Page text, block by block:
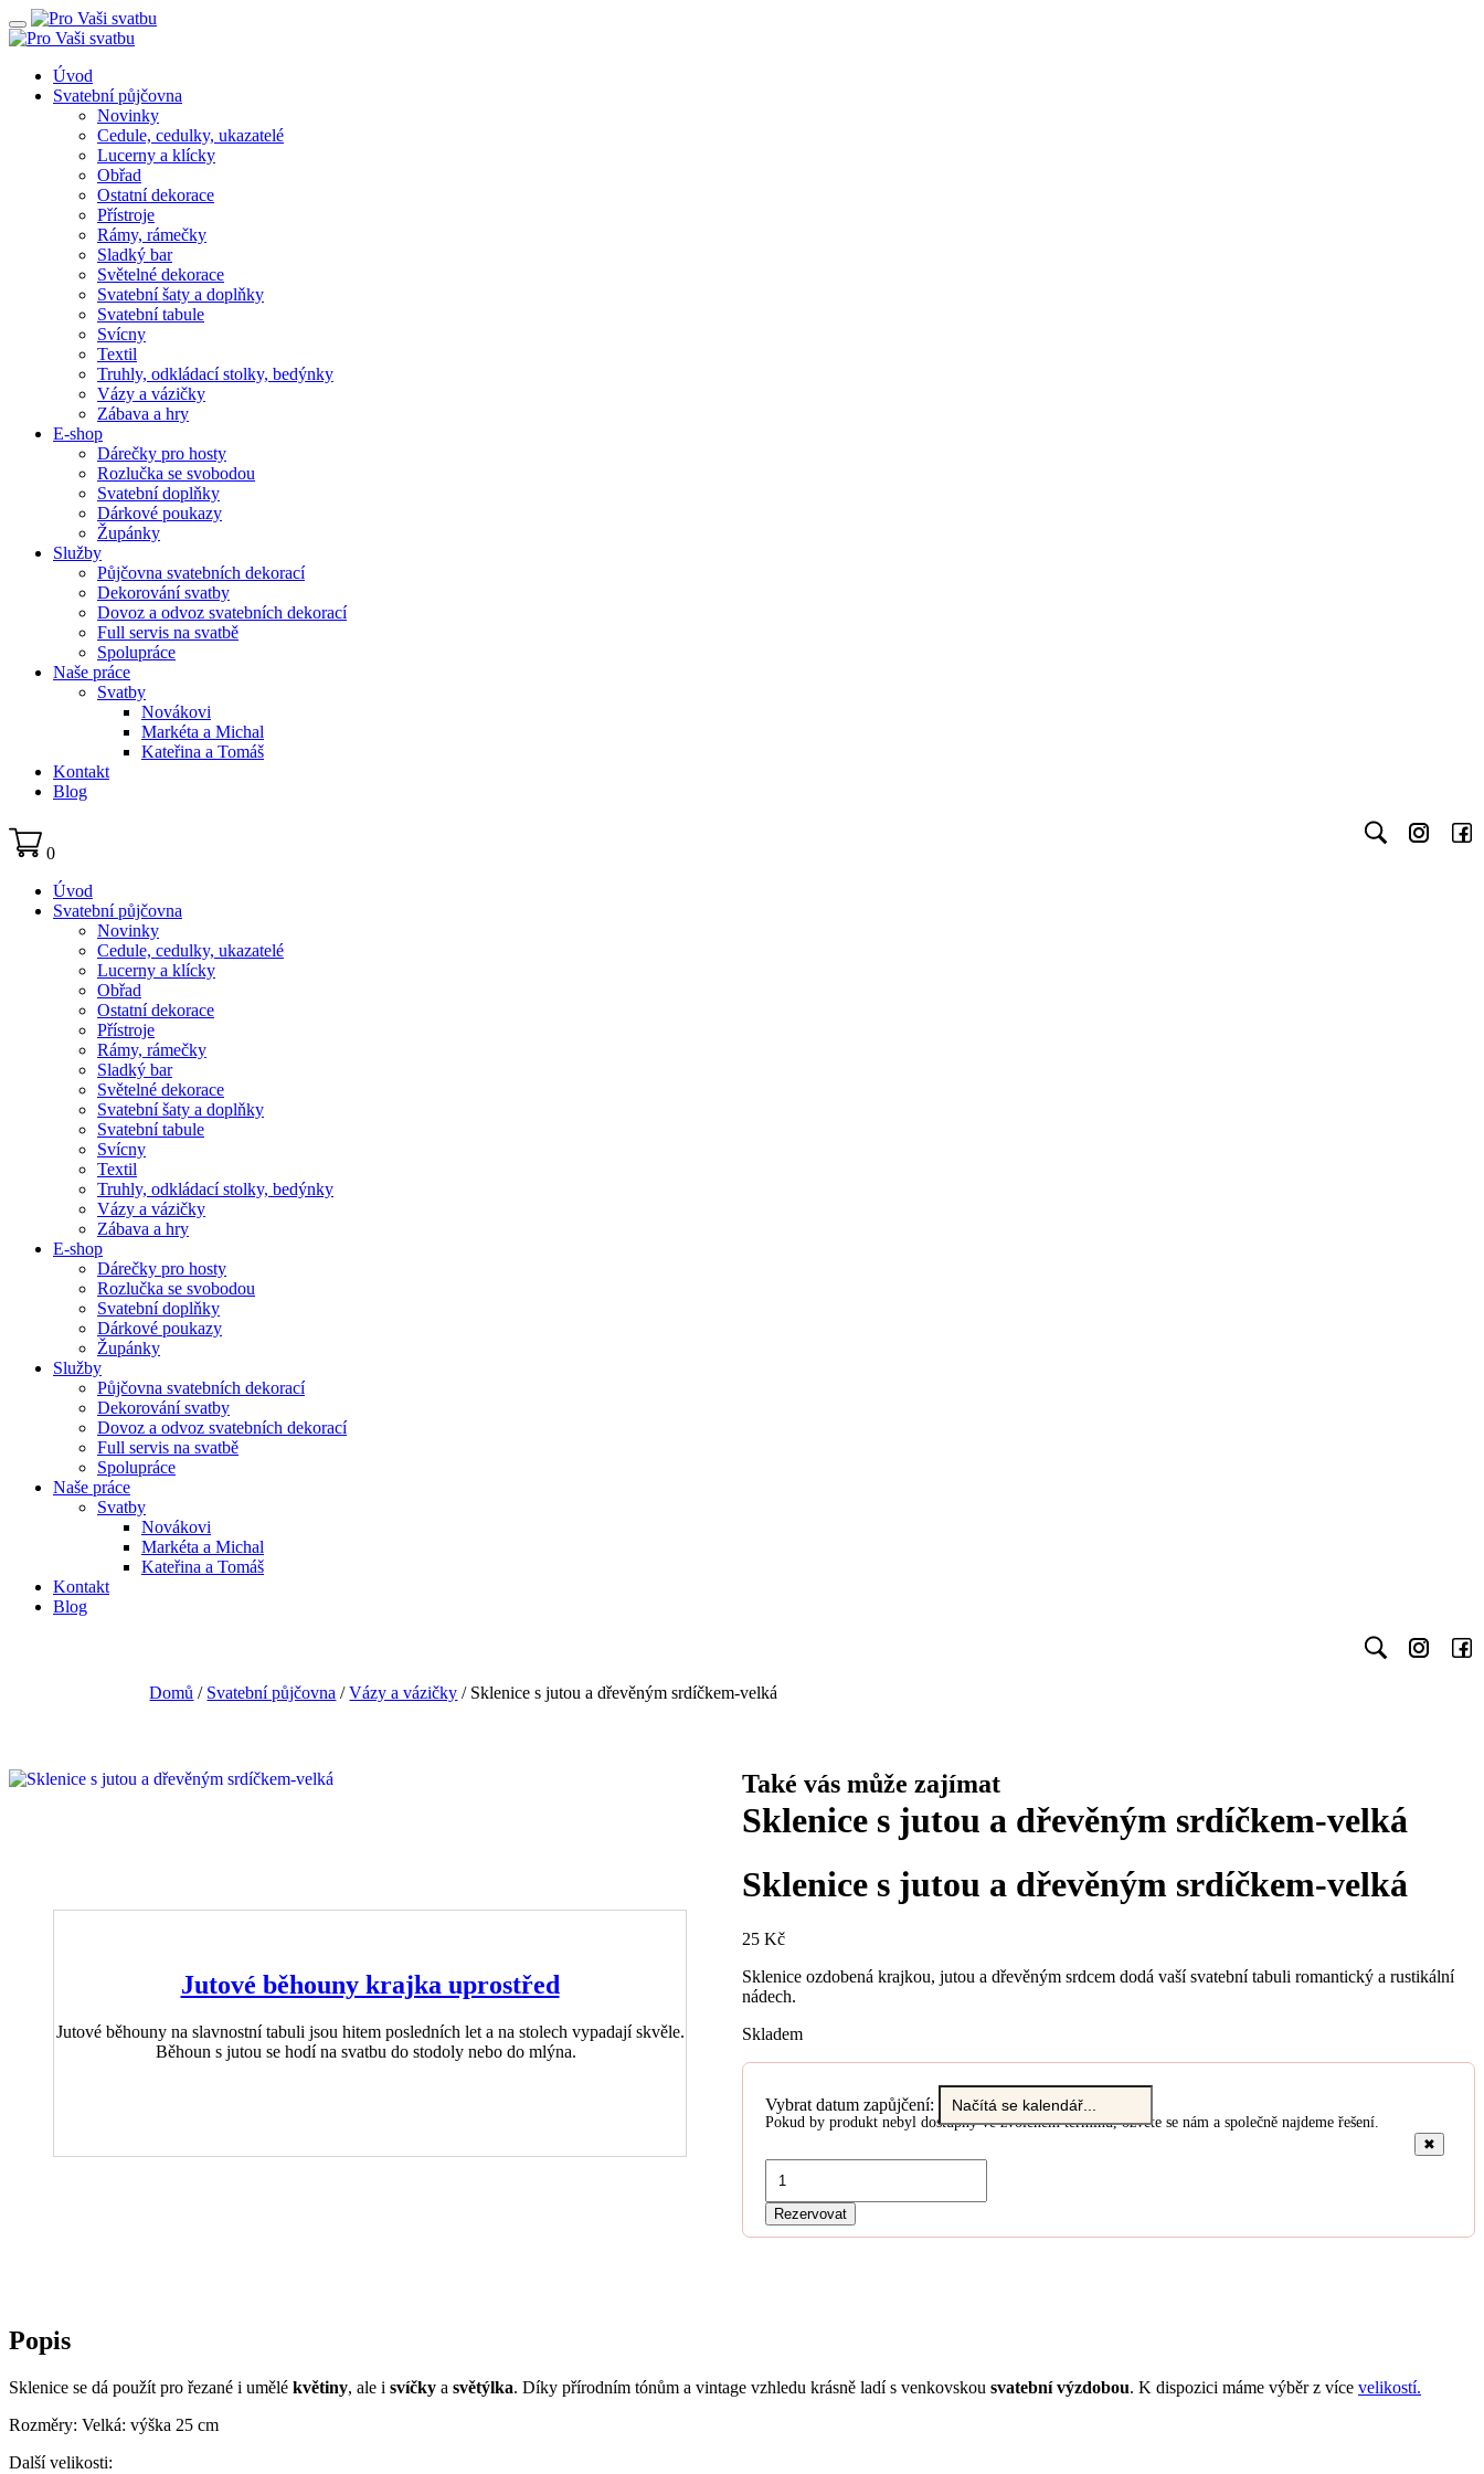
Úvod
Svatební půjčovna
Novinky
Cedule, cedulky, ukazatelé
Lucerny a klícky
Obřad
Ostatní dekorace
Přístroje
Rámy, rámečky
Sladký bar
Světelné dekorace
Svatební šaty a doplňky
Svatební tabule
Svícny
Textil
Truhly, odkládací stolky, bedýnky
Vázy a vázičky
Zábava a hry
E-shop
Dárečky pro hosty
Rozlučka se svobodou
Svatební doplňky
Dárkové poukazy
Župánky
Služby
Půjčovna svatebních dekorací
Dekorování svatby
Dovoz a odvoz svatebních dekorací
Full servis na svatbě
Spolupráce
Naše práce
Svatby
Novákovi
Markéta a Michal
Kateřina a Tomáš
Kontakt
Blog
0
Úvod
Svatební půjčovna
Novinky
Cedule, cedulky, ukazatelé
Lucerny a klícky
Obřad
Ostatní dekorace
Přístroje
Rámy, rámečky
Sladký bar
Světelné dekorace
Svatební šaty a doplňky
Svatební tabule
Svícny
Textil
Truhly, odkládací stolky, bedýnky
Vázy a vázičky
Zábava a hry
E-shop
Dárečky pro hosty
Rozlučka se svobodou
Svatební doplňky
Dárkové poukazy
Župánky
Služby
Půjčovna svatebních dekorací
Dekorování svatby
Dovoz a odvoz svatebních dekorací
Full servis na svatbě
Spolupráce
Naše práce
Svatby
Novákovi
Markéta a Michal
Kateřina a Tomáš
Kontakt
Blog
Domů / Svatební půjčovna /Vázy a vázičky / Sklenice s jutou a dřevěným srdíčkem-velká
Sklenice s jutou a dřevěným srdíčkem-velká
Sklenice s jutou a dřevěným srdíčkem-velká
25 Kč
Sklenice ozdobená krajkou, jutou a dřevěným srdcem dodá vaší svatební tabuli romantický a rustikální
nádech.
Skladem
Vybrat datum zapůjčení:
✖
Pokud by produkt nebyl dostupný ve zvoleném termínu, ozvěte se nám a společně najdeme řešení.
jutou
a
Rezervovat
Popis
Sklenice se dá použít pro řezané i umělé květiny, ale i svíčky a světýlka. Díky přírodním tónům a vintage vzhledu krásně ladí s venkovskou svatební výzdobou. K dispozici máme výběr z více velikostí.
Rozměry: Velká: výška 25 cm
Další velikosti:
Také vás může zajímat
Jutové běhouny krajka uprostřed
Jutové běhouny na slavnostní tabuli jsou hitem posledních let a na stolech vypadají skvěle.
Běhoun s jutou se hodí na svatbu do stodoly nebo do mlýna.